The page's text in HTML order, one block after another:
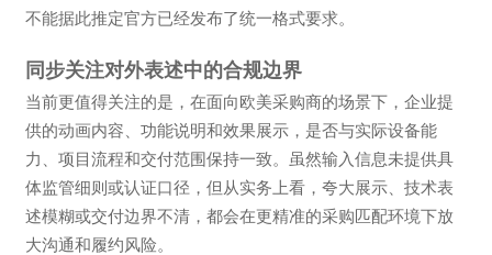
不能据此推定官方已经发布了统一格式要求。
同步关注对外表述中的合规边界
当前更值得关注的是，在面向欧美采购商的场景下，企业提
供的动画内容、功能说明和效果展示，是否与实际设备能
力、项目流程和交付范围保持一致。虽然输入信息未提供具
体监管细则或认证口径，但从实务上看，夸大展示、技术表
述模糊或交付边界不清，都会在更精准的采购匹配环境下放
大沟通和履约风险。